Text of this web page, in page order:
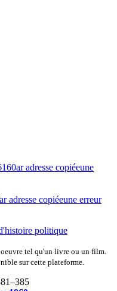
adresse copiéeune
adresse copiéeune erreur
politique
tel qu'un livre ou un film.
sur cette plateforme.